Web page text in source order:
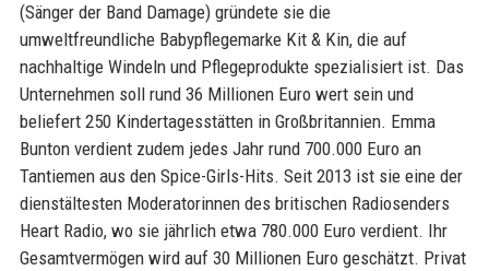
(Sänger der Band Damage) gründete sie die
umweltfreundliche Babypflegemarke Kit & Kin, die auf
nachhaltige Windeln und Pflegeprodukte spezialisiert ist. Das
Unternehmen soll rund 36 Millionen Euro wert sein und
beliefert 250 Kindertagesstätten in Großbritannien. Emma
Bunton verdient zudem jedes Jahr rund 700.000 Euro an
Tantiemen aus den Spice-Girls-Hits. Seit 2013 ist sie eine der
dienstältesten Moderatorinnen des britischen Radiosenders
Heart Radio, wo sie jährlich etwa 780.000 Euro verdient. Ihr
Gesamtvermögen wird auf 30 Millionen Euro geschätzt. Privat